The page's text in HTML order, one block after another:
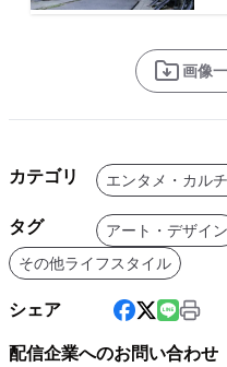
画像
カテゴリ エンタメ・カル
タグ アート・デザイン
その他ライフスタイル
シェア
配信企業へのお問い合わせ